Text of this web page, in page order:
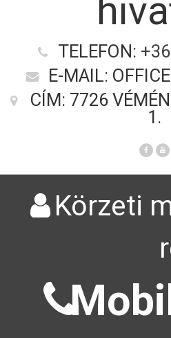
TELEFON:
E-MAIL:
CÍM: 7726
1.
Körzeti